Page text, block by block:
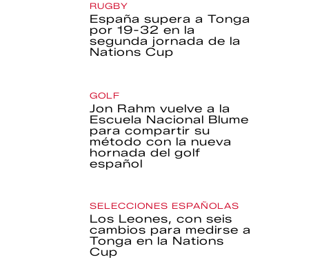
RUGBY
España supera a Tonga
por 19-32 en la
segunda jornada de la
Nations Cup
GOLF
Jon Rahm vuelve a la
Escuela Nacional Blume
para compartir su
método con la nueva
hornada del golf
español
SELECCIONES ESPAÑOLAS
Los Leones, con seis
cambios para medirse a
Tonga en la Nations
Cup